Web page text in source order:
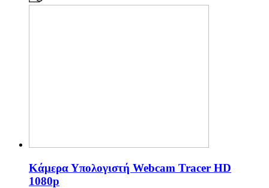
Κάμερα Υπολογιστή Webcam Tracer HD
1080p